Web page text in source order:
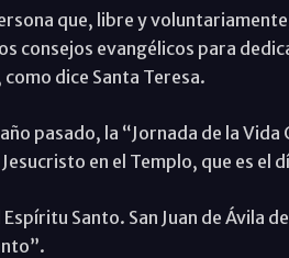
que, libre y
consejos evangélicos para
dice Santa Teresa.
pasado, la “Jornada de la Vida
en el Templo, que es el
Santo. San Juan de Ávila